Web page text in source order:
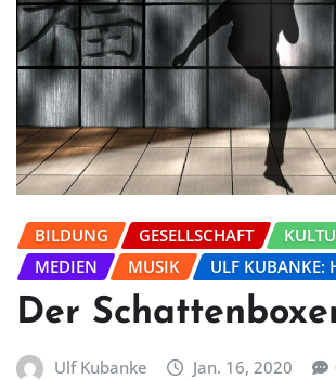
BILDUNG GESELLSCHAFT
MEDIEN
MUSIK ULF KUBANKE:
Der
Ulf Kubanke Jan. 16, 2020